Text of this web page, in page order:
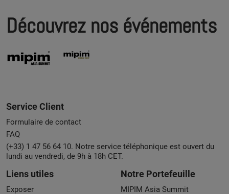
Découvrez nos événements
Service Client
Formulaire de contact
FAQ
(+33) 1 47 56 64 10. Notre service téléphonique est ouvert du
lundi au vendredi, de 9h à 18h CET.
Liens utiles
Exposer
Notre Portefeuille
MIPIM Asia Summit